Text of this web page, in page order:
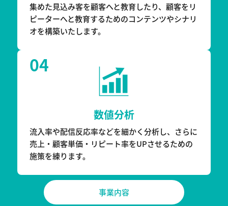
集めた見込み客を顧客へと教育したり、顧客をリ
ピーターへと教育するためのコンテンツやシナリ
オを構築いたします。
04
数値分析
流入率や配信反応率などを細かく分析し、さらに
売上・顧客単価・リピート率をUPさせるための
施策を練ります。
事業内容